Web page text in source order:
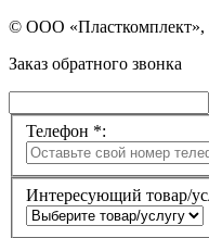
© ООО «Пласткомплект»,
Заказ обратного звонка
Телефон *:
Интересующий товар/